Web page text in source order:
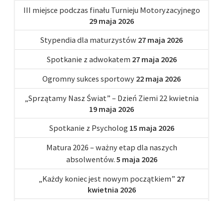
III miejsce podczas finału Turnieju Motoryzacyjnego
29 maja 2026
Stypendia dla maturzystów 27 maja 2026
Spotkanie z adwokatem 27 maja 2026
Ogromny sukces sportowy 22 maja 2026
„Sprzątamy Nasz Świat” – Dzień Ziemi 22 kwietnia
19 maja 2026
Spotkanie z Psycholog 15 maja 2026
Matura 2026 – ważny etap dla naszych
absolwentów. 5 maja 2026
„Każdy koniec jest nowym początkiem” 27
kwietnia 2026